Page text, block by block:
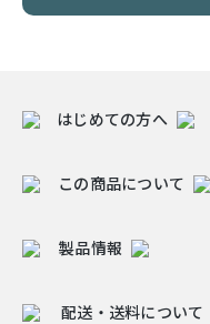
はじめての方へ
この商品について
製品情報
配送・送料について